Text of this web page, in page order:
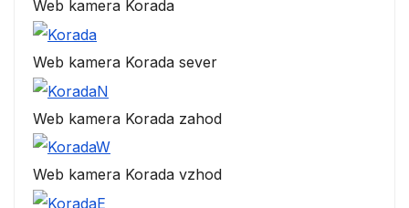
Web kamera Korada
Web kamera Korada sever
Web kamera Korada zahod
Web kamera Korada vzhod